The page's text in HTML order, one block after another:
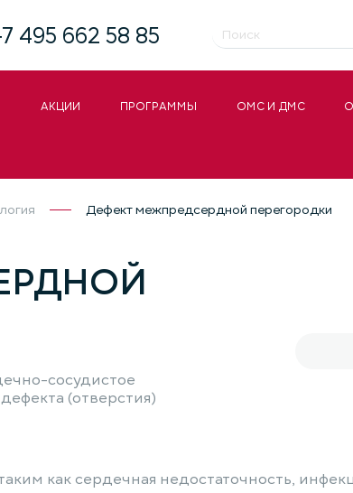
495 662 58 85
АКЦИИ ПРОГРАММЫ ОМС И ДМС
Дефект межпредсердной перегородки
сосудистое
(отверстия)
как сердечная недостаточность,